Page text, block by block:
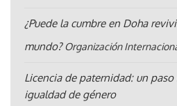
¿Puede la cumbre en Doha
mundo? Organización
Licencia de paternidad: un
igualdad de género